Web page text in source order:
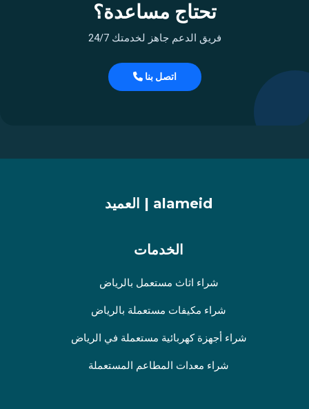
تحتاج مساعدة؟
فريق الدعم جاهز لخدمتك 24/7
اتصل بنا
alameid | العميد
الخدمات
شراء اثاث مستعمل بالرياض
شراء مكيفات مستعملة بالرياض
شراء أجهزة كهربائية مستعملة في الرياض
شراء معدات المطاعم المستعملة